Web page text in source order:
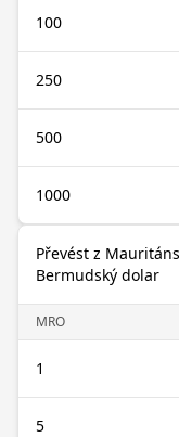
100
250
500
1000
Převést z
Bermudský dolar
MRO
1
5